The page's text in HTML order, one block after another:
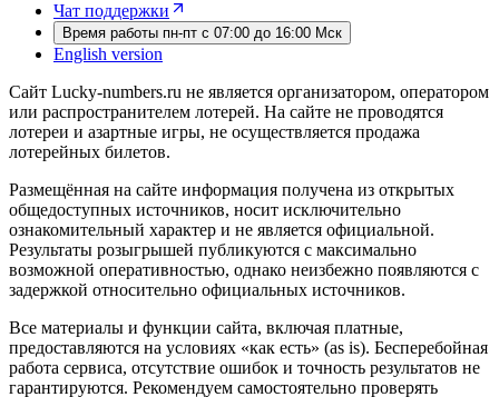
Чат поддержки
Время работы пн-пт с 07:00 до 16:00 Мск
English version
Сайт Lucky-numbers.ru не является организатором, оператором
или распространителем лотерей. На сайте не проводятся
лотереи и азартные игры, не осуществляется продажа
лотерейных билетов.
Размещённая на сайте информация получена из открытых
общедоступных источников, носит исключительно
ознакомительный характер и не является официальной.
Результаты розыгрышей публикуются с максимально
возможной оперативностью, однако неизбежно появляются с
задержкой относительно официальных источников.
Все материалы и функции сайта, включая платные,
предоставляются на условиях «как есть» (as is). Бесперебойная
работа сервиса, отсутствие ошибок и точность результатов не
гарантируются. Рекомендуем самостоятельно проверять